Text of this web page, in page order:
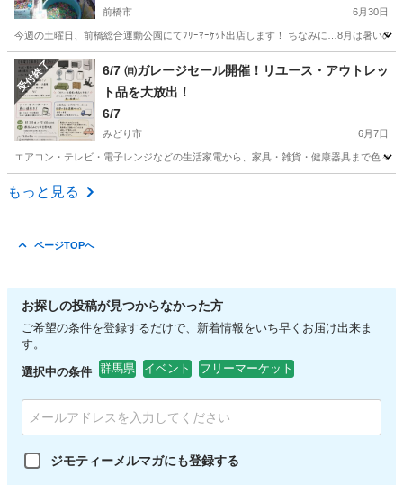
前橋市 6月30日
群馬 前橋市 フリーマーケット とうもろこし
受付終了
6/7 ㈰ガレージセール開催！リユース・アウトレッ
ト品を大放出！
6/7
みどり市 6月7日
エアコン・テレビ・電子レンジなどの生活家電から、家具・雑貨・健康器具まで色々
群馬 みどり市
もっと見る
ページTOPへ
お探しの投稿が見つからなかった方
ご希望の条件を登録するだけで、新着情報をいち早くお届け出来ま
す。
選択中の条件 群馬県 イベント フリーマーケット
ジモティーメルマガにも登録する